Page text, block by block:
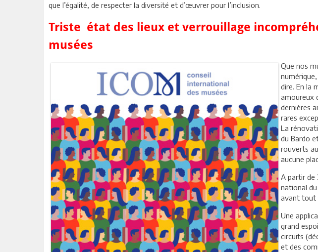
que l’égalité, de respecter la diversité et d’œuvrer pour l’inclusion.
Triste état des lieux et verrouillage
musées
Que nos
dire. En la
amoureux
dernières
rares
La
du Bardo
rouverts
aucune
A partir de
national du
avant tout
Une
grand
circuits
et des